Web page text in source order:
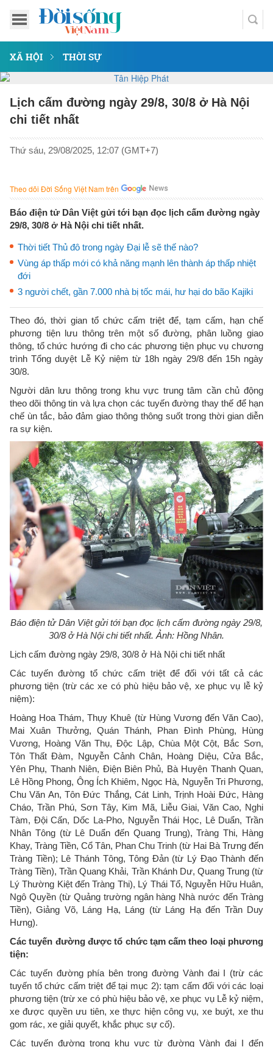
XÃ HỘI THỜI SỰ
Lịch cấm đường ngày 29/8, 30/8 ở Hà Nội
chi tiết nhất
Thứ sáu, 29/08/2025, 12:07 (GMT+7)
Theo dõi Đời Sống Việt Nam trên
Báo điện tử Dân Việt gửi tới bạn đọc lịch cấm đường ngày
29/8, 30/8 ở Hà Nội chi tiết nhất.
Thời tiết Thủ đô trong ngày Đại lễ sẽ thế nào?
Vùng áp thấp mới có khả năng mạnh lên thành áp thấp nhiệt
đới
3 người chết, gần 7.000 nhà bị tốc mái, hư hại do bão Kajiki
Theo đó, thời gian tổ chức cấm triệt để, tạm cấm, hạn chế
phương tiện lưu thông trên một số đường, phân luồng giao
thông, tổ chức hướng đi cho các phương tiện phục vụ chương
trình Tổng duyệt Lễ Kỷ niệm từ 18h ngày 29/8 đến 15h ngày
30/8.
Người dân lưu thông trong khu vực trung tâm cần chủ động
theo dõi thông tin và lựa chọn các tuyến đường thay thế để hạn
chế ùn tắc, bảo đảm giao thông thông suốt trong thời gian diễn
ra sự kiện.
Báo điện tử Dân Việt gửi tới bạn đọc lịch cấm đường ngày 29/8,
30/8 ở Hà Nội chi tiết nhất. Ảnh: Hồng Nhân.
Lịch cấm đường ngày 29/8, 30/8 ở Hà Nội chi tiết nhất
Các tuyến đường tổ chức cấm triệt để đối với tất cả các
phương tiện (trừ các xe có phù hiệu bảo vệ, xe phục vụ lễ kỷ
niệm):
Hoàng Hoa Thám, Thụy Khuê (từ Hùng Vương đến Văn Cao),
Mai Xuân Thưởng, Quán Thánh, Phan Đình Phùng, Hùng
Vương, Hoàng Văn Thụ, Độc Lập, Chùa Một Cột, Bắc Sơn,
Tôn Thất Đàm, Nguyễn Cảnh Chân, Hoàng Diệu, Cửa Bắc,
Yên Phụ, Thanh Niên, Điện Biên Phủ, Bà Huyện Thanh Quan,
Lê Hồng Phong, Ông Ích Khiêm, Ngọc Hà, Nguyễn Tri Phương,
Chu Văn An, Tôn Đức Thắng, Cát Linh, Trịnh Hoài Đức, Hàng
Cháo, Trần Phú, Sơn Tây, Kim Mã, Liễu Giai, Văn Cao, Nghi
Tàm, Đội Cấn, Dốc La-Pho, Nguyễn Thái Học, Lê Duẩn, Trần
Nhân Tông (từ Lê Duẩn đến Quang Trung), Tràng Thi, Hàng
Khay, Tràng Tiền, Cổ Tân, Phan Chu Trinh (từ Hai Bà Trưng đến
Tràng Tiền); Lê Thánh Tông, Tông Đản (từ Lý Đạo Thành đến
Tràng Tiền), Trần Quang Khải, Trần Khánh Dư, Quang Trung (từ
Lý Thường Kiệt đến Tràng Thi), Lý Thái Tổ, Nguyễn Hữu Huân,
Ngô Quyền (từ Quảng trường ngân hàng Nhà nước đến Tràng
Tiền), Giảng Võ, Láng Hạ, Láng (từ Láng Hạ đến Trần Duy
Hưng).
Các tuyến đường được tổ chức tạm cấm theo loại phương
tiện:
Các tuyến đường phía bên trong đường Vành đai I (trừ các
tuyến tổ chức cấm triệt để tại mục 2): tạm cấm đối với các loại
phương tiện (trừ xe có phù hiệu bảo vệ, xe phục vụ Lễ kỷ niệm,
xe được quyền ưu tiên, xe thực hiện công vụ, xe buýt, xe thu
gom rác, xe giải quyết, khắc phục sự cố).
Các tuyến đường trong khu vực từ đường Vành đai I đến